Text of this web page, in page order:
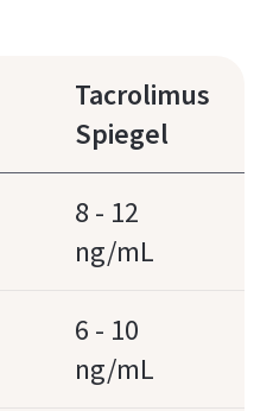
Tacrolimus
Spiegel
8 - 12
ng/mL
6 - 10
ng/mL